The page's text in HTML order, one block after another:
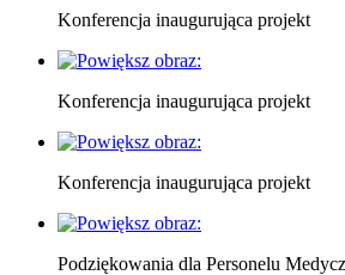
Konferencja inaugurująca projekt
Konferencja inaugurująca projekt
Konferencja inaugurująca projekt
Podziękowania dla Personelu